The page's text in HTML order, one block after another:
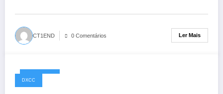
CT1END 0 Comentários Ler Mais
10/05/2026
DXCC